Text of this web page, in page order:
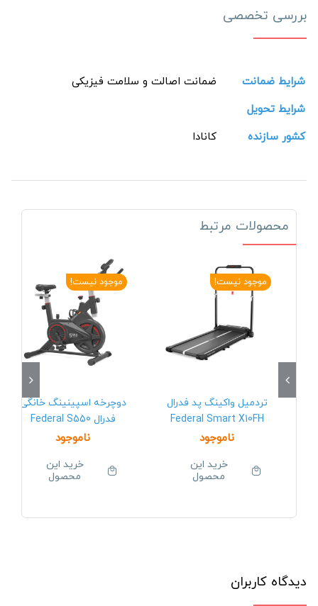
بررسی تخصصی
شرایط ضمانت
ضمانت اصالت و سلامت فیزیکی
شرایط تحویل
کشور سازنده
کانادا
محصولات مرتبط
موجود نیست!
تردمیل واکینگ پد فدرال
Federal Smart X10FH
ناموجود
خرید این
محصول
موجود نیست!
دوچرخه اسپینینگ خانگی
فدرال Federal S550
ناموجود
خرید این
محصول
دیدگاه کاربران